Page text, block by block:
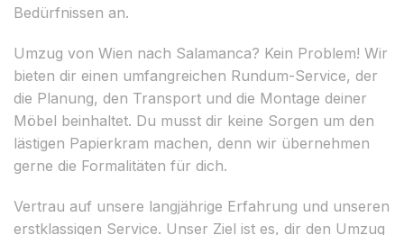
Bedürfnissen an.
Umzug von Wien nach Salamanca? Kein Problem! Wir
bieten dir einen umfangreichen Rundum-Service, der
die Planung, den Transport und die Montage deiner
Möbel beinhaltet. Du musst dir keine Sorgen um den
lästigen Papierkram machen, denn wir übernehmen
gerne die Formalitäten für dich.
Vertrau auf unsere langjährige Erfahrung und unseren
erstklassigen Service. Unser Ziel ist es, dir den Umzug